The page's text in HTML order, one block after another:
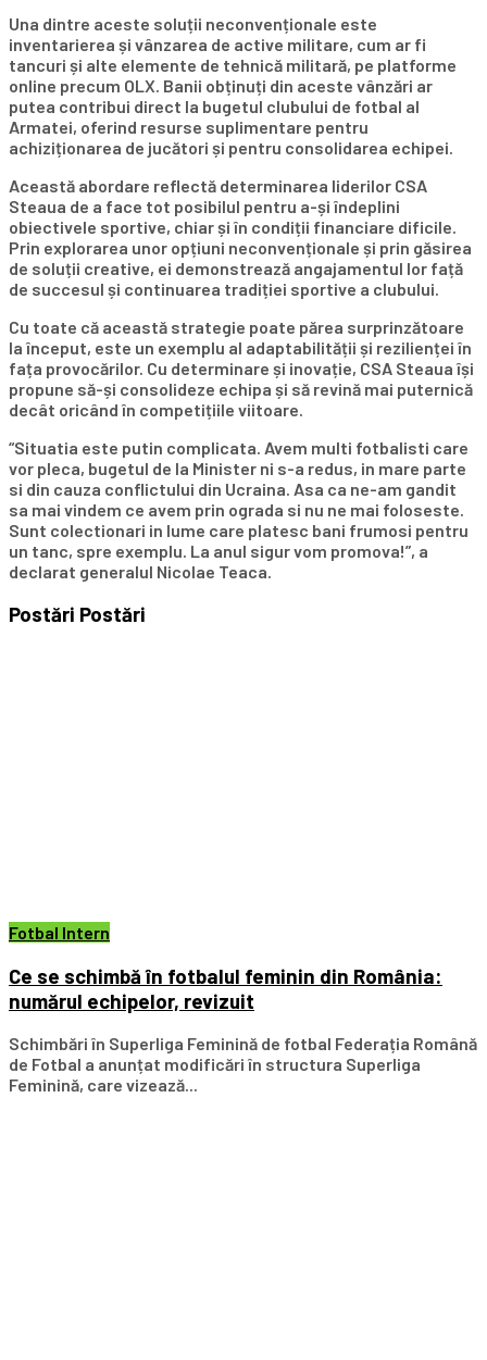
Una dintre aceste soluții neconvenționale este
inventarierea și vânzarea de active militare, cum ar fi
tancuri și alte elemente de tehnică militară, pe platforme
online precum OLX. Banii obținuți din aceste vânzări ar
putea contribui direct la bugetul clubului de fotbal al
Armatei, oferind resurse suplimentare pentru
achiziționarea de jucători și pentru consolidarea echipei.
Această abordare reflectă determinarea liderilor CSA
Steaua de a face tot posibilul pentru a-și îndeplini
obiectivele sportive, chiar și în condiții financiare dificile.
Prin explorarea unor opțiuni neconvenționale și prin găsirea
de soluții creative, ei demonstrează angajamentul lor față
de succesul și continuarea tradiției sportive a clubului.
Cu toate că această strategie poate părea surprinzătoare
la început, este un exemplu al adaptabilității și rezilienței în
fața provocărilor. Cu determinare și inovație, CSA Steaua își
propune să-și consolideze echipa și să revină mai puternică
decât oricând în competițiile viitoare.
“Situatia este putin complicata. Avem multi fotbalisti care
vor pleca, bugetul de la Minister ni s-a redus, in mare parte
si din cauza conflictului din Ucraina. Asa ca ne-am gandit
sa mai vindem ce avem prin ograda si nu ne mai foloseste.
Sunt colectionari in lume care platesc bani frumosi pentru
un tanc, spre exemplu. La anul sigur vom promova!”, a
declarat generalul Nicolae Teaca.
Postări Postări
Fotbal Intern
Ce se schimbă în fotbalul feminin din România:
numărul echipelor, revizuit
Schimbări în Superliga Feminină de fotbal Federația Română
de Fotbal a anunțat modificări în structura Superliga
Feminină, care vizează...